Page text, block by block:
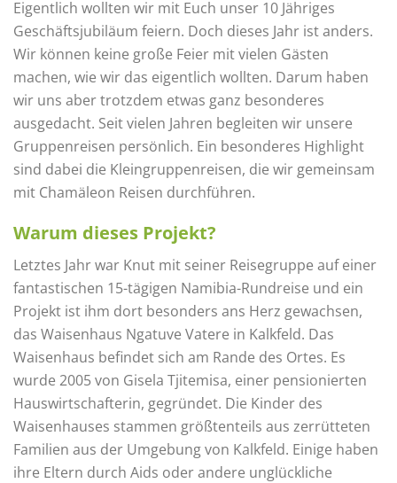
Eigentlich wollten wir mit Euch unser 10 Jähriges
Geschäftsjubiläum feiern. Doch dieses Jahr ist anders.
Wir können keine große Feier mit vielen Gästen
machen, wie wir das eigentlich wollten. Darum haben
wir uns aber trotzdem etwas ganz besonderes
ausgedacht. Seit vielen Jahren begleiten wir unsere
Gruppenreisen persönlich. Ein besonderes Highlight
sind dabei die Kleingruppenreisen, die wir gemeinsam
mit Chamäleon Reisen durchführen.
Warum dieses Projekt?
Letztes Jahr war Knut mit seiner Reisegruppe auf einer
fantastischen 15-tägigen Namibia-Rundreise und ein
Projekt ist ihm dort besonders ans Herz gewachsen,
das Waisenhaus Ngatuve Vatere in Kalkfeld. Das
Waisenhaus befindet sich am Rande des Ortes. Es
wurde 2005 von Gisela Tjitemisa, einer pensionierten
Hauswirtschafterin, gegründet. Die Kinder des
Waisenhauses stammen größtenteils aus zerrütteten
Familien aus der Umgebung von Kalkfeld. Einige haben
ihre Eltern durch Aids oder andere unglückliche